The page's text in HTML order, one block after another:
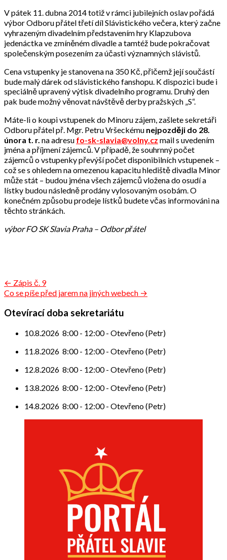
V pátek 11. dubna 2014 totiž v rámci jubilejních oslav pořádá
výbor Odboru přátel třetí díl Slávistického večera, který začne
vyhrazeným divadelním představením hry Klapzubova
jedenáctka ve zmíněném divadle a tamtéž bude pokračovat
společenským posezením za účasti významných slávistů.
Cena vstupenky je stanovena na 350 Kč, přičemž její součástí
bude malý dárek od slávistického fanshopu. K dispozici bude i
speciálně upravený výtisk divadelního programu. Druhý den
pak bude možný věnovat návštěvě derby pražských „S“.
Máte-li o koupi vstupenek do Minoru zájem, zašlete sekretáři
Odboru přátel př. Mgr. Petru Vršeckému nejpozději do 28.
února t. r. na adresu fo-sk-slavia@volny.cz mail s uvedením
jména a příjmení zájemců. V případě, že souhrnný počet
zájemců o vstupenky převýší počet disponibilních vstupenek –
což se s ohledem na omezenou kapacitu hlediště divadla Minor
může stát – budou jména všech zájemců vložena do osudí a
lístky budou následně prodány vylosovaným osobám. O
konečném způsobu prodeje lístků budete včas informováni na
těchto stránkách.
výbor FO SK Slavia Praha – Odbor přátel
Navigace
pro
příspěvek
← Zápis č. 9
Co se píše před jarem na jiných webech →
Otevírací doba sekretariátu
10.8.2026 8:00- 12:00- Otevřeno (Petr)
11.8.2026 8:00- 12:00- Otevřeno (Petr)
12.8.2026 8:00- 12:00- Otevřeno (Petr)
13.8.2026 8:00- 12:00- Otevřeno (Petr)
14.8.2026 8:00- 12:00- Otevřeno (Petr)